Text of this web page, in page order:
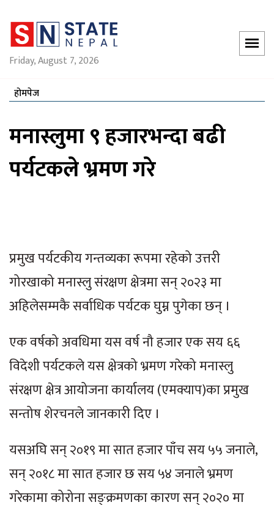
Friday, August 7, 2026
होमपेज
मनास्लुमा ९ हजारभन्दा बढी
पर्यटकले भ्रमण गरे
प्रमुख पर्यटकीय गन्तव्यका रूपमा रहेको उत्तरी
गोरखाको मनास्लु संरक्षण क्षेत्रमा सन् २०२३ मा
अहिलेसम्मकै सर्वाधिक पर्यटक घुम्न पुगेका छन् ।
एक वर्षको अवधिमा यस वर्ष नौ हजार एक सय ६६
विदेशी पर्यटकले यस क्षेत्रको भ्रमण गरेको मनास्लु
संरक्षण क्षेत्र आयोजना कार्यालय (एमक्याप)का प्रमुख
सन्तोष शेरचनले जानकारी दिए ।
यसअघि सन् २०१९ मा सात हजार पाँच सय ५५ जनाले,
सन् २०१८ मा सात हजार छ सय ५४ जनाले भ्रमण
गरेकामा कोरोना सङ्क्रमणका कारण सन् २०२० मा